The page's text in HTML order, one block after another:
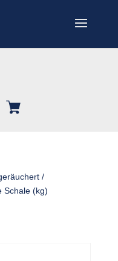
/
Schale (kg)